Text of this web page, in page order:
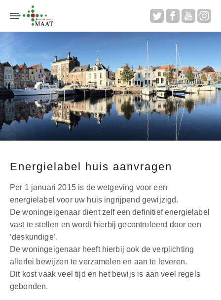
Aanbod
Aankoop
Te koop gevraagd
Overige diensten
Over ons
Blogs
Contact
Energielabel huis aanvragen
Per 1 januari 2015 is de wetgeving voor een
energielabel voor uw huis ingrijpend gewijzigd.
De woningeigenaar dient zelf een definitief energielabel
vast te stellen en wordt hierbij gecontroleerd door een
‘deskundige’.
De woningeigenaar heeft hierbij ook de verplichting
allerlei bewijzen te verzamelen en aan te leveren.
Dit kost vaak veel tijd en het bewijs is aan veel regels
gebonden.